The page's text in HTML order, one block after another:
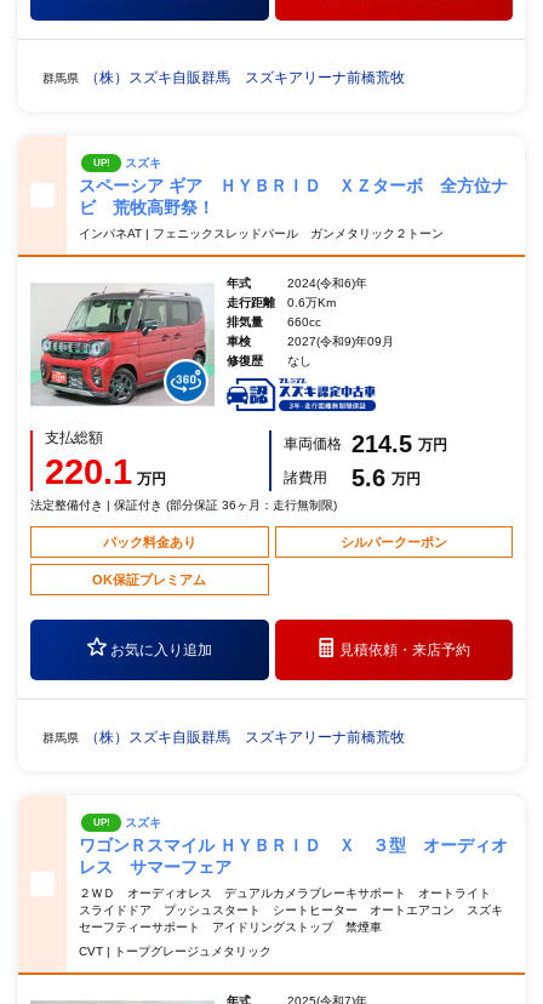
群馬県 （株）スズキ自販群馬 スズキアリーナ前橋荒牧
UP! スズキ
スペーシア ギア ＨＹＢＲＩＤ ＸＺターボ 全方位ナ
ビ 荒牧高野祭！
インパネAT | フェニックスレッドパール ガンメタリック２トーン
年式
2024(令和6)年
走行距離
0.6万Km
排気量
660cc
車検
2027(令和9)年09月
修復歴
なし
支払総額
220.1 万円
車両価格 214.5 万円
諸費用
5.6 万円
法定整備付き | 保証付き (部分保証 36ヶ月：走行無制限)
パック料金あり シルバークーポン
OK保証プレミアム
お気に入り追加 見積依頼・来店予約
群馬県 （株）スズキ自販群馬 スズキアリーナ前橋荒牧
UP! スズキ
ワゴンＲスマイル ＨＹＢＲＩＤ Ｘ ３型 オーディオ
レス サマーフェア
２ＷＤ オーディオレス デュアルカメラブレーキサポート オートライト
スライドドア プッシュスタート シートヒーター オートエアコン スズキ
セーフティーサポート アイドリングストップ 禁煙車
CVT | トープグレージュメタリック
年式 2025(令和7)年